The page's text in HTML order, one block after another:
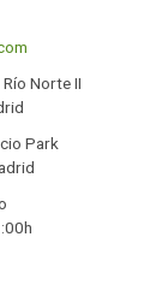
Norte II
Park